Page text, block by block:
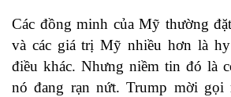
Các đồng minh của Mỹ thường
và các giá trị Mỹ nhiều hơn là
điều khác. Nhưng niềm tin đó là
nó đang rạn nứt. Trump mời gọi